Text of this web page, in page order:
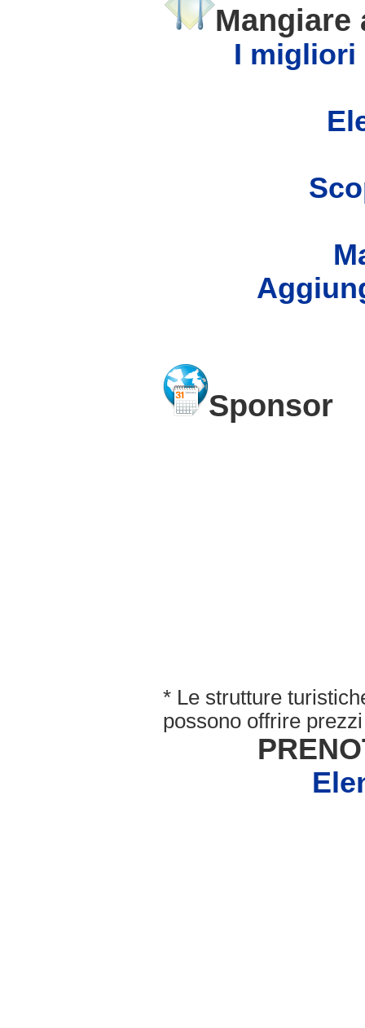
Mangiare
I migliori
Sponsor
* Le strutture
possono offrire